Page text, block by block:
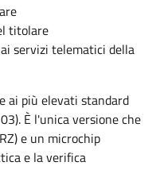
titolare
servizi telematici della
ai più elevati standard
È l'unica versione che
e un microchip
e la verifica